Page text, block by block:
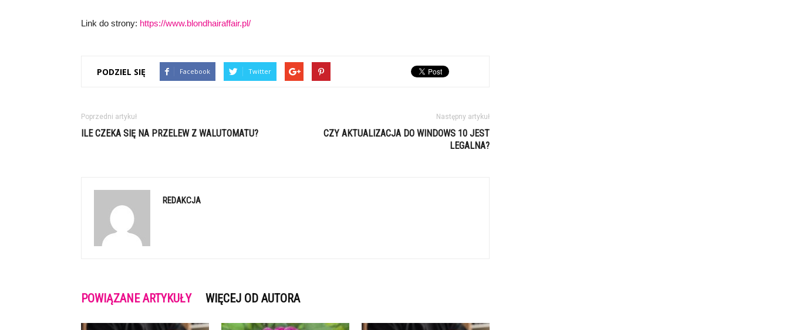
Link do strony: https://www.blondhairaffair.pl/
PODZIEL SIĘ Facebook Twitter
Poprzedni artykuł
ILE CZEKA SIĘ NA PRZELEW Z WALUTOMATU?
Następny artykuł
CZY AKTUALIZACJA DO WINDOWS 10 JEST
LEGALNA?
REDAKCJA
POWIĄZANE ARTYKUŁY WIĘCEJ OD AUTORA